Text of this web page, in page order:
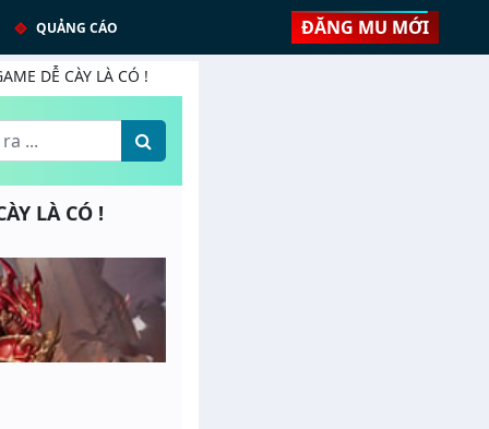
QUẢNG CÁO ĐĂNG MU MỚI
DỄ CÀY LÀ CÓ !
LÀ CÓ !